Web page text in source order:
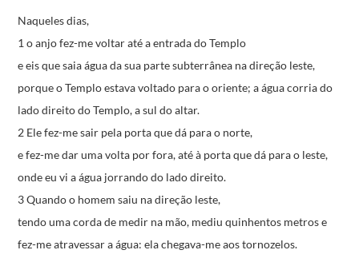
Naqueles dias,
1 o anjo fez-me voltar até a entrada do Templo
e eis que saia água da sua parte subterrânea na direção leste,
porque o Templo estava voltado para o oriente; a água corria do
lado direito do Templo,a sul do altar.
2 Ele fez-me sair pela porta que dá para o norte,
e fez-me dar uma volta por fora,até à porta que dá para o leste,
onde eu vi a água jorrando do lado direito.
3 Quando o homem saiu na direção leste,
tendo uma corda de medir na mão, mediu quinhentos metrose
fez-me atravessar a água: ela chegava-me aos tornozelos.